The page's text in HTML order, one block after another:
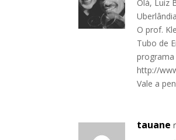
Olá, Luiz
O prof.
Tubo de
http://
Vale a
tauane